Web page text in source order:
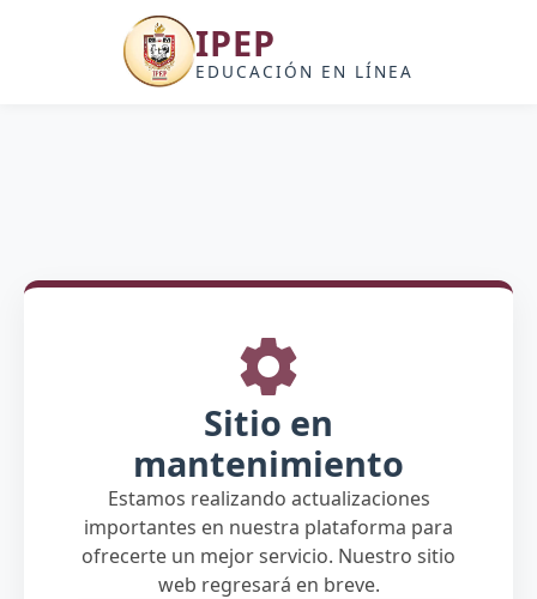
IPEP
EDUCACIÓN EN LÍNEA
Sitio en
mantenimiento
Estamos realizando actualizaciones
importantes en nuestra plataforma para
ofrecerte un mejor servicio. Nuestro sitio
web regresará en breve.